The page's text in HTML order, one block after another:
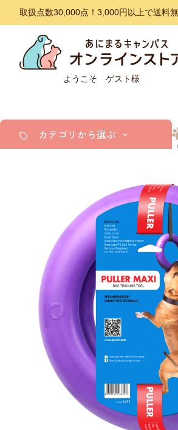
取扱点数30,000点！3,000円以上で送料
ようこそ ゲスト様
カテゴリから選ぶ
アクア・爬虫類・昆虫
ドッグフード
キャットフード
美容・ケア用品
服・おさんぽ用品
日用品（デイリー）
リビング雑貨
トリマーグッズ
シニアサポート